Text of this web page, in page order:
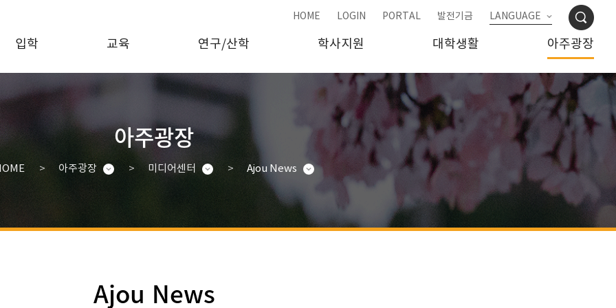
HOME LOGIN PORTAL 발전기금 LANGUAGE
입학 교육 연구/산학 학사지원 대학생활 아주광장
아주광장
아주광장 미디어센터 Ajou News
Ajou News